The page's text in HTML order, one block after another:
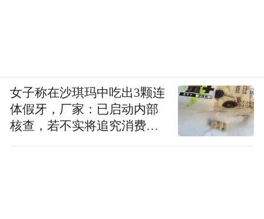
女子称在沙琪玛中吃出3颗连
体假牙，厂家：已启动内部
核查，若不实将追究消费者